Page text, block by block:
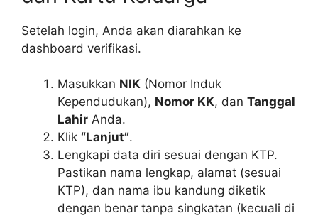
Setelah login, Anda akan diarahkan ke
dashboard verifikasi.
Masukkan NIK (Nomor Induk
Kependudukan), Nomor KK, dan Tanggal
Lahir Anda.
Klik “Lanjut”.
Lengkapi data diri sesuai dengan KTP.
Pastikan nama lengkap, alamat (sesuai
KTP), dan nama ibu kandung diketik
dengan benar tanpa singkatan (kecuali di